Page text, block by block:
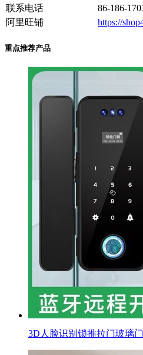
联系电话
86-186-
阿里旺铺
https://
重点推荐产品
3D人脸识别锁推拉门玻璃